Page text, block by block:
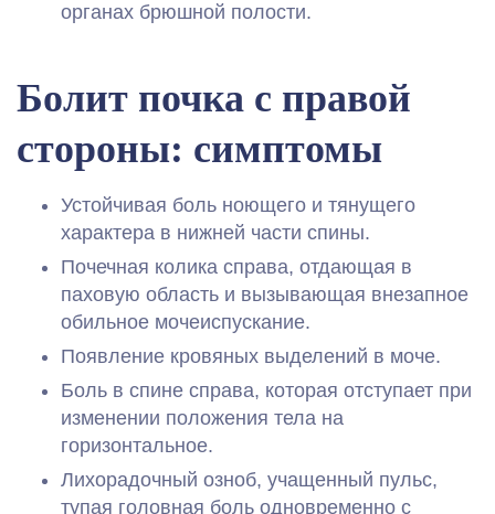
органах брюшной полости.
Болит почка с правой
стороны: симптомы
Устойчивая боль ноющего и тянущего
характера в нижней части спины.
Почечная колика справа, отдающая в
паховую область и вызывающая внезапное
обильное мочеиспускание.
Появление кровяных выделений в моче.
Боль в спине справа, которая отступает при
изменении положения тела на
горизонтальное.
Лихорадочный озноб, учащенный пульс,
тупая головная боль одновременно с